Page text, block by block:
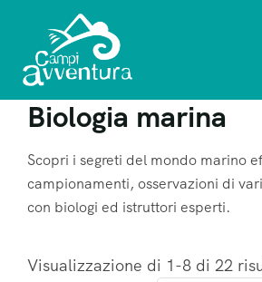
Biologia marina
Scopri i segreti del mondo marino
campionamenti, osservazioni di
con biologi ed istruttori esperti.
Visualizzazione di 1-8 di 22